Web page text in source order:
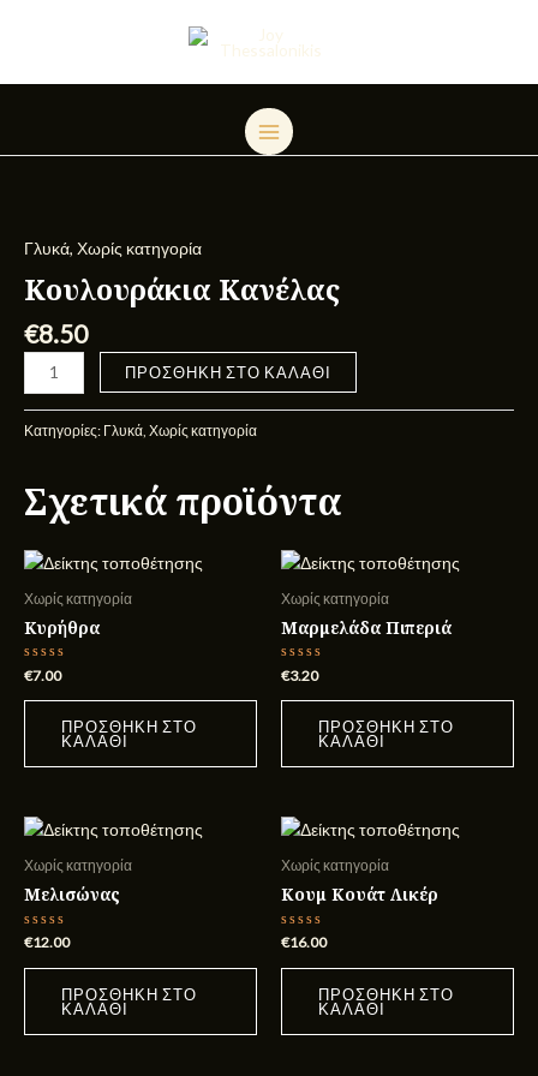
MENU
Γλυκά, Χωρίς κατηγορία
Κουλουράκια Κανέλας
€8.50
ποσότητα
ΠΡΟΣΘΉΚΗ ΣΤΟ ΚΑΛΆΘΙ
Κατηγορίες: Γλυκά, Χωρίς κατηγορία
Σχετικά προϊόντα
Χωρίς κατηγορία
Κυρήθρα
Βαθμολογήθηκε
με
0
€7.00
ΠΡΟΣΘΉΚΗ ΣΤΟ
ΚΑΛΆΘΙ
Χωρίς κατηγορία
Μαρμελάδα Πιπεριά
Βαθμολογήθηκε
με
0
€3.20
ΠΡΟΣΘΉΚΗ ΣΤΟ
ΚΑΛΆΘΙ
Χωρίς κατηγορία
Μελισώνας
Βαθμολογήθηκε
0
€12.00
ΠΡΟΣΘΉΚΗ ΣΤΟ
ΚΑΛΆΘΙ
Χωρίς κατηγορία
Κουμ Κουάτ Λικέρ
Βαθμολογήθηκε
0
€16.00
ΠΡΟΣΘΉΚΗ ΣΤΟ
ΚΑΛΆΘΙ